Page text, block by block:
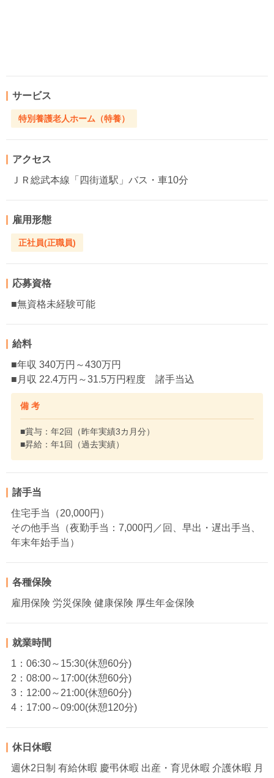
サービス
特別養護老人ホーム（特養）
アクセス
ＪＲ総武本線「四街道駅」バス・車10分
雇用形態
正社員(正職員)
応募資格
■無資格未経験可能
給料
■年収 340万円～430万円
■月収 22.4万円～31.5万円程度 諸手当込
備 考
■賞与：年2回（昨年実績3カ月分）
■昇給：年1回（過去実績）
諸手当
住宅手当（20,000円）
その他手当（夜勤手当：7,000円／回、早出・遅出手当、
年末年始手当）
各種保険
雇用保険 労災保険 健康保険 厚生年金保険
就業時間
1：06:30～15:30(休憩60分)
2：08:00～17:00(休憩60分)
3：12:00～21:00(休憩60分)
4：17:00～09:00(休憩120分)
休日休暇
週休2日制 有給休暇 慶弔休暇 出産・育児休暇 介護休暇 月